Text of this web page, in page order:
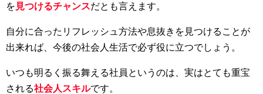
を 見つけるチャンスだとも言えます。
自分に合ったリフレッシュ方法や息抜きを見つけることが
出来れば、今後の社会人生活で必ず役に立つでしょう。
いつも明るく振る舞える社員というのは、実はとても重宝
される社会人スキルです。